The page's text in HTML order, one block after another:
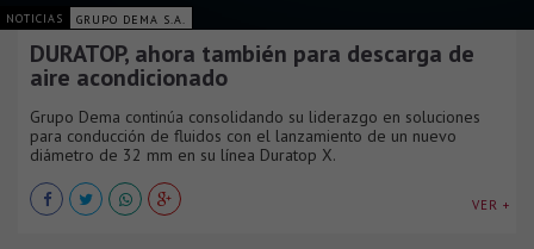
NOTICIAS GRUPO DEMA S.A.
DURATOP, ahora también para descarga de
aire acondicionado
Grupo Dema continúa consolidando su liderazgo en soluciones
para conducción de fluidos con el lanzamiento de un nuevo
diámetro de 32 mm en su línea Duratop X.
VER +